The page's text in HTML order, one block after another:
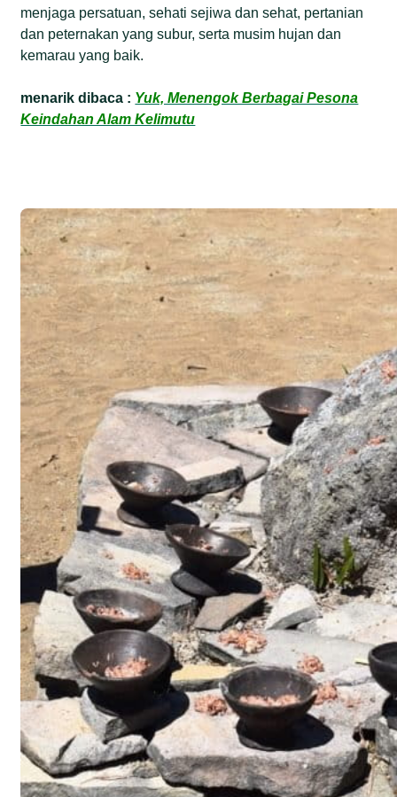
menjaga persatuan, sehati sejiwa dan sehat, pertanian
dan peternakan yang subur, serta musim hujan dan
kemarau yang baik.
menarik dibaca : Yuk, Menengok Berbagai Pesona
Keindahan Alam Kelimutu